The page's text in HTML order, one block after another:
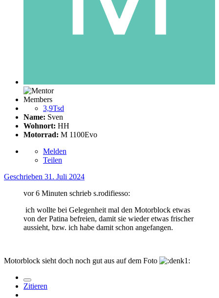
Members
3,9Tsd
Name: Sven
Wohnort: HH
Motorrad: M 1100Evo
Melden
Teilen
Geschrieben 31. Juli 2024
vor 6 Minuten schrieb s.rodifiesso:
ich wollte bei Gelegenheit mal den Motorblock etwas
von der Patina befreien, damit sie wieder etwas frischer
aussieht, bzw. ich habe damit schon angefangen.
Motorblock sieht doch noch gut aus auf dem Foto
Zitieren